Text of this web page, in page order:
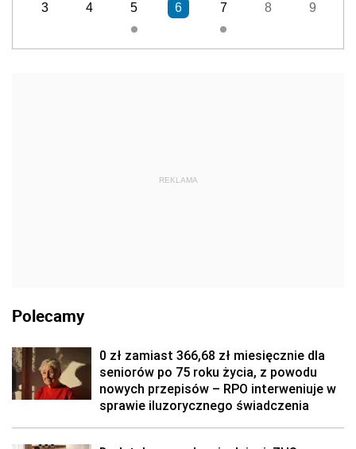
3 4 5 6 7 8 9
REKLAMA
Polecamy
0 zł zamiast 366,68 zł miesięcznie dla
seniorów po 75 roku życia, z powodu
nowych przepisów – RPO interweniuje w
sprawie iluzorycznego świadczenia